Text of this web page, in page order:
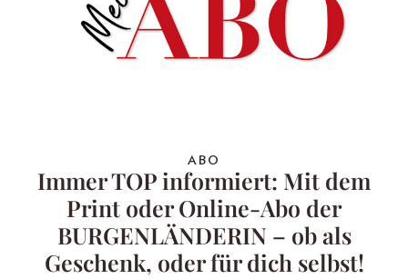
ABO
Immer TOP informiert: Mit dem
Print oder Online-Abo der
BURGENLÄNDERIN – ob als
Geschenk, oder für dich selbst!